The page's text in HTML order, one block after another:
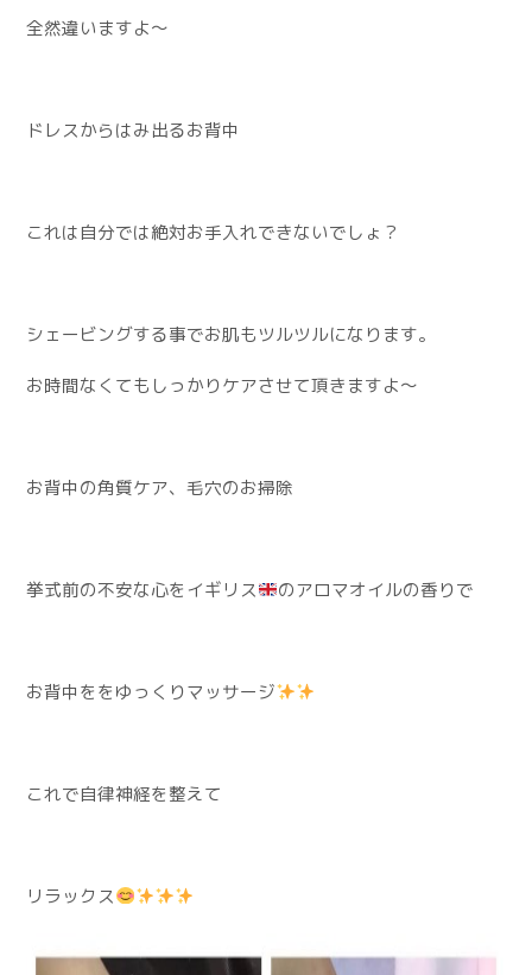
全然違いますよ〜
ドレスからはみ出るお背中
これは自分では絶対お手入れできないでしょ？
シェービングする事でお肌もツルツルになります。
お時間なくてもしっかりケアさせて頂きますよ〜
お背中の角質ケア、毛穴のお掃除
挙式前の不安な心をイギリス のアロマオイルの香りで
お背中ををゆっくりマッサージ
これで自律神経を整えて
リラックス